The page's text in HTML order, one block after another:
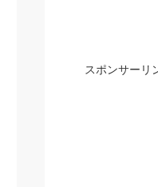
スポンサーリ